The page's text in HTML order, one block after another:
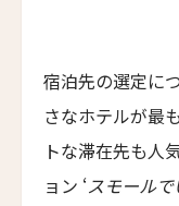
アゼライ・ラ・
Azerai La Residence
サンタ・ボカ
Santa Boka
宿泊先の選定に
さなホテルが最
トな滞在先も人
ョン ‘スモール